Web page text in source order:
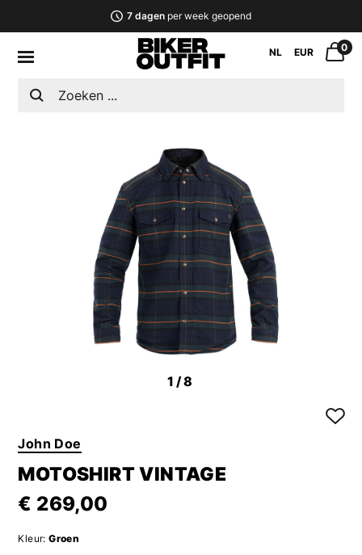
7 dagenper week geopend
NL EUR 0
1 /8
John Doe
MOTOSHIRT VINTAGE
€ 269,00
Kleur: Groen